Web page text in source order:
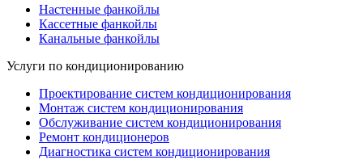
Настенные фанкойлы
Кассетные фанкойлы
Канальные фанкойлы
Услуги по кондиционированию
Проектирование систем кондиционирования
Монтаж систем кондиционирования
Обслуживание систем кондиционирования
Ремонт кондиционеров
Диагностика систем кондиционирования